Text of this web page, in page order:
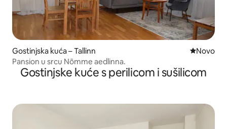
Gostinjska kuća – Tallinn Novi
Novo
Pansion u srcu Nõmme aedlinna.
Gostinjske kuće s perilicom i sušilicom